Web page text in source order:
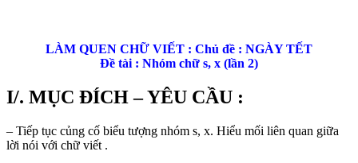
LÀM QUEN CHỮ VIẾT : Chủ đề : NGÀY TẾT
Đề tài : Nhóm chữ s, x (lần 2)
I/. MỤC ĐÍCH – YÊU CẦU :
– Tiếp tục củng cố biểu tượng nhóm s, x. Hiểu mối liên quan giữa
lời nói với chữ viết .